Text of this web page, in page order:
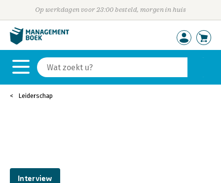
Op werkdagen voor 23:00 besteld, morgen in huis
Leiderschap
Interview